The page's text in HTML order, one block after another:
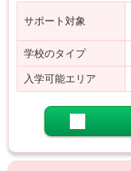
サポート対象
学校のタイプ
入学可能エリア